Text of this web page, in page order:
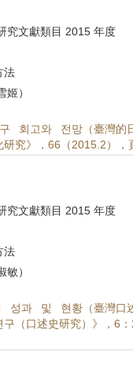
究文獻類目 2015 年度
法
姬）
회고와 전망（臺灣的
究》，66（2015.2），
究文獻類目 2015 年度
法
敏）
성과 및 현황（臺灣口
구（口述史研究）》，6